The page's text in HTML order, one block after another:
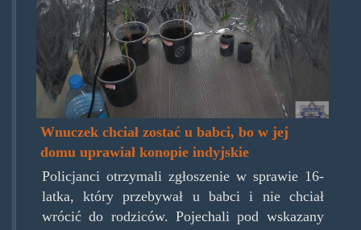
Wnuczek chciał zostać u babci, bo w jej
domu uprawiał konopie indyjskie
Policjanci otrzymali zgłoszenie w sprawie 16-
latka, który przebywał u babci i nie chciał
wrócić do rodziców. Pojechali pod wskazany